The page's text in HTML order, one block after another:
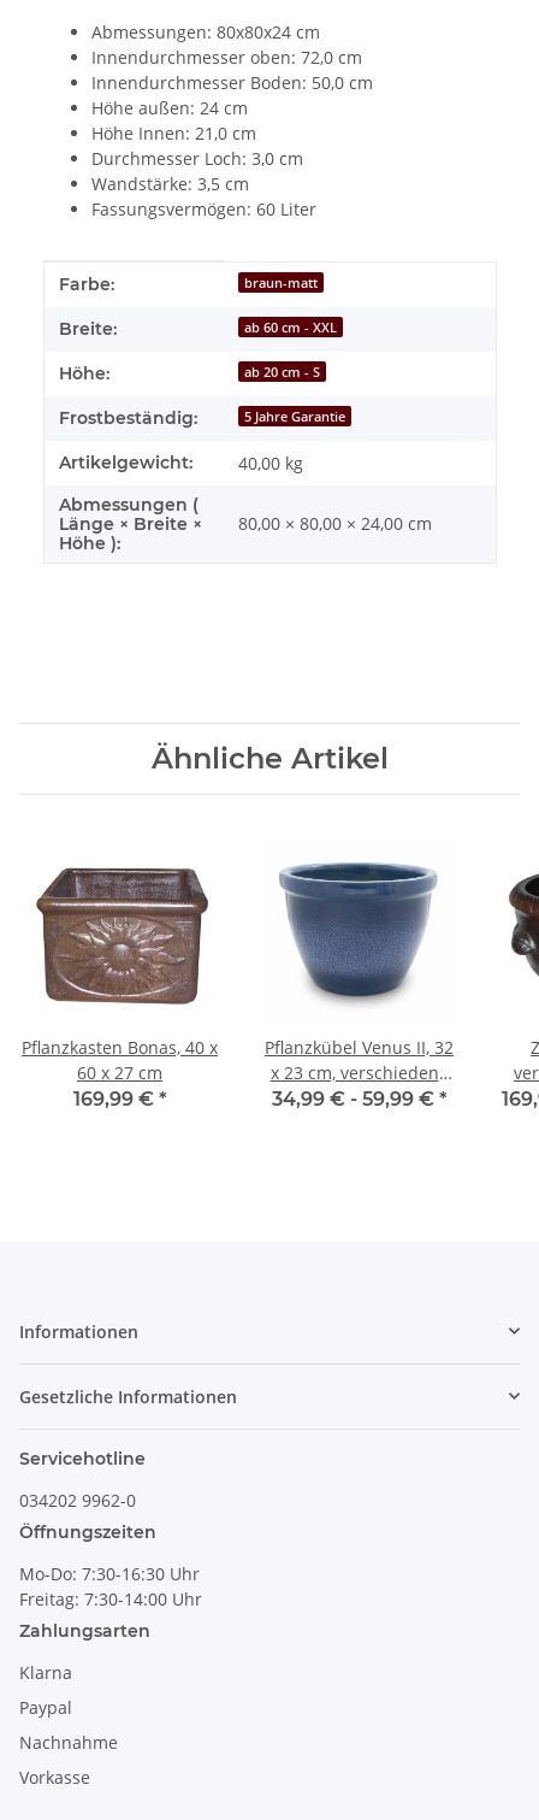
Abmessungen: 80x80x24 cm
Innendurchmesser oben: 72,0 cm
Innendurchmesser Boden: 50,0 cm
Höhe außen: 24 cm
Höhe Innen: 21,0 cm
Durchmesser Loch: 3,0 cm
Wandstärke: 3,5 cm
Fassungsvermögen: 60 Liter
Produkteigenschaft
Wert
Farbe: braun-matt
Breite: ab 60 cm - XXL
Höhe: ab 20 cm - S
Frostbeständig: 5 Jahre Garantie
Artikelgewicht: 40,00 kg
Abmessungen (
Länge × Breite ×
Höhe ):
80,00 × 80,00 × 24,00 cm
Ähnliche Artikel
Pflanzkasten Bonas, 40 x
60 x 27 cm
169,99 € *
Pflanzkübel Venus II, 32
x 23 cm, verschiedene
Farben verfügbar
34,99 € - 59,99 € *
Informationen
Gesetzliche Informationen
Servicehotline
034202 9962-0
Öffnungszeiten
Mo-Do: 7:30-16:30 Uhr
Freitag: 7:30-14:00 Uhr
Zahlungsarten
Klarna
Paypal
Nachnahme
Vorkasse